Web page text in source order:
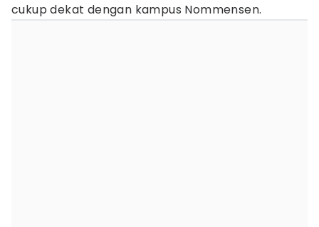
cukup dekat dengan kampus Nommensen.